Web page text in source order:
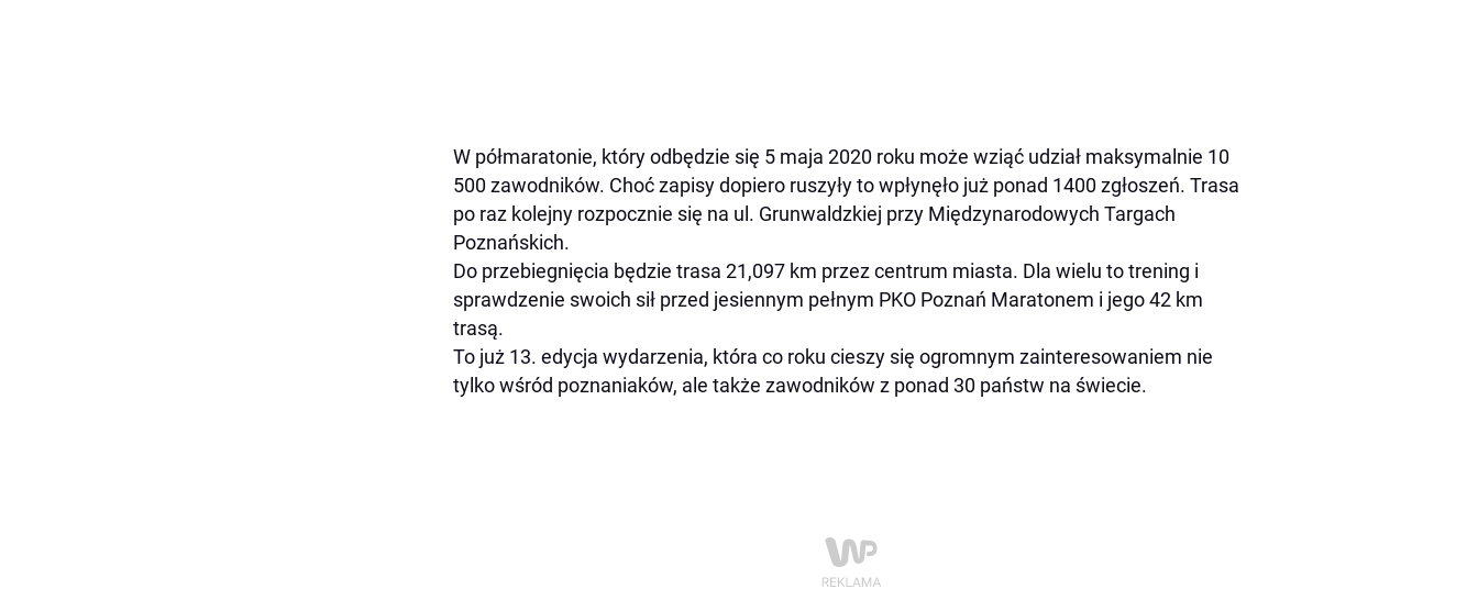
W półmaratonie, który odbędzie się 5 maja 2020 roku może wziąć udział maksymalnie 10
500 zawodników. Choć zapisy dopiero ruszyły to wpłynęło już ponad 1400 zgłoszeń. Trasa
po raz kolejny rozpocznie się na ul. Grunwaldzkiej przy Międzynarodowych Targach
Poznańskich.
Do przebiegnięcia będzie trasa 21,097 km przez centrum miasta. Dla wielu to trening i
sprawdzenie swoich sił przed jesiennym pełnym PKO Poznań Maratonem i jego 42 km
trasą.
To już 13. edycja wydarzenia, która co roku cieszy się ogromnym zainteresowaniem nie
tylko wśród poznaniaków, ale także zawodników z ponad 30 państw na świecie.